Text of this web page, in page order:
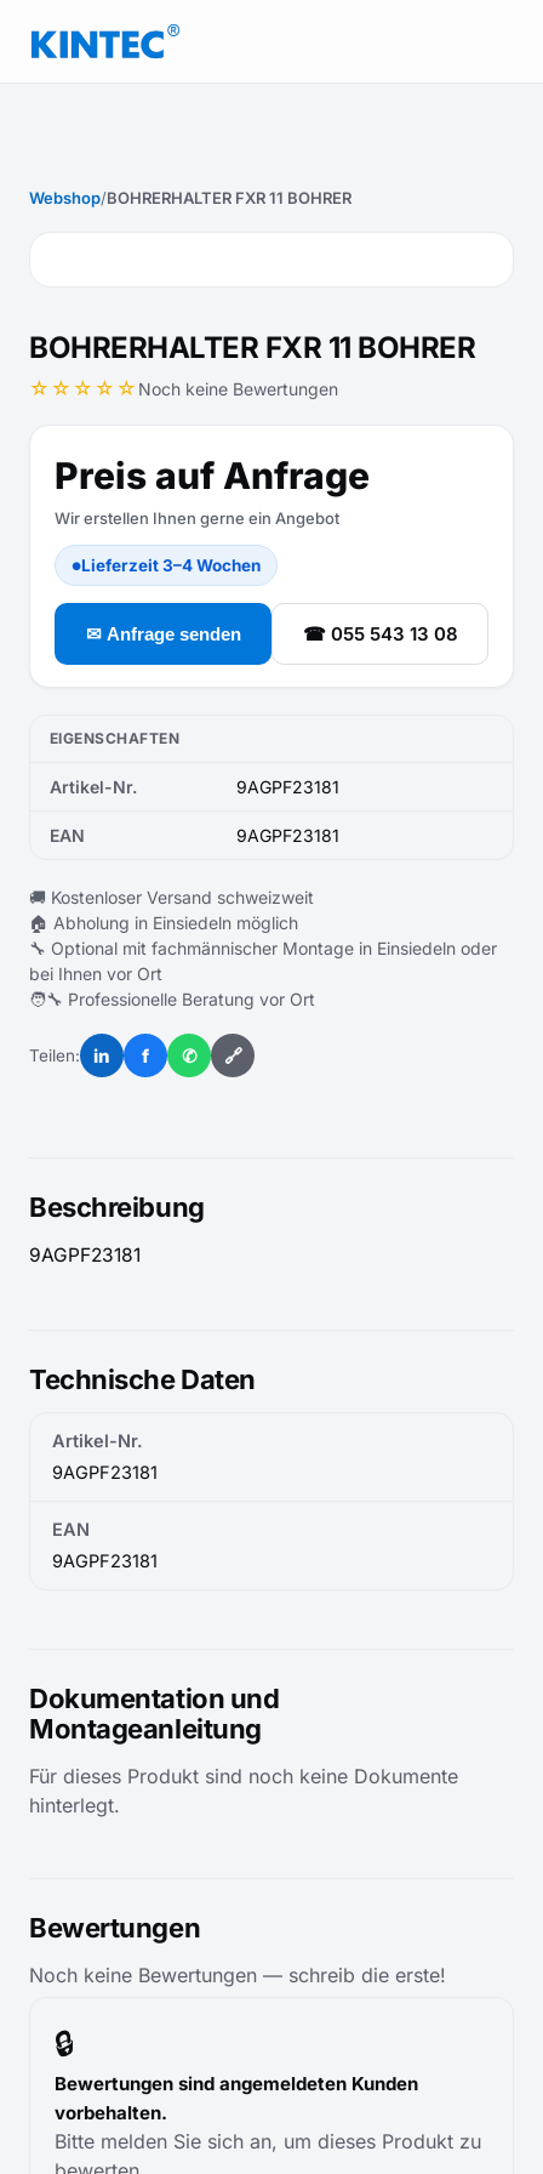
Webshop/BOHRERHALTER FXR 11 BOHRER
BOHRERHALTER FXR 11 BOHRER
☆☆☆☆☆ Noch keine Bewertungen
Preis auf Anfrage
Wir erstellen Ihnen gerne ein Angebot
●Lieferzeit 3–4 Wochen
✉ Anfrage senden ☎ 055 543 13 08
EIGENSCHAFTEN
Artikel-Nr. 9AGPF23181
EAN 9AGPF23181
🚚 Kostenloser Versand schweizweit
🏠 Abholung in Einsiedeln möglich
🔧 Optional mit fachmännischer Montage in Einsiedeln oder
bei Ihnen vor Ort
🧑‍🔧 Professionelle Beratung vor Ort
Teilen: in f ✆ 🔗
Beschreibung
9AGPF23181
Technische Daten
Artikel-Nr.
9AGPF23181
EAN
9AGPF23181
Dokumentation und
Montageanleitung
Für dieses Produkt sind noch keine Dokumente
hinterlegt.
Bewertungen
Noch keine Bewertungen — schreib die erste!
🔒
Bewertungen sind angemeldeten Kunden
vorbehalten.
Bitte melden Sie sich an, um dieses Produkt zu